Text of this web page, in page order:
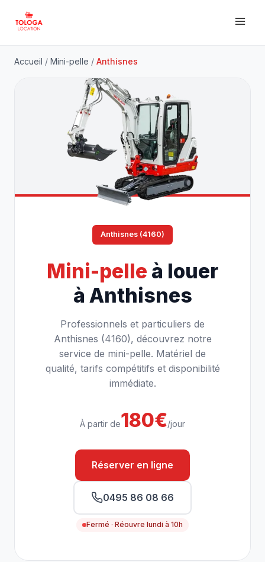
Accueil / Mini-pelle / Anthisnes
Anthisnes (4160)
Mini-pelle à louer
à Anthisnes
Professionnels et particuliers de
Anthisnes (4160), découvrez notre
service de mini-pelle. Matériel de
qualité, tarifs compétitifs et disponibilité
immédiate.
À partir de180€/jour
Réserver en ligne
0495 86 08 66
Fermé · Réouvre lundi à 10h